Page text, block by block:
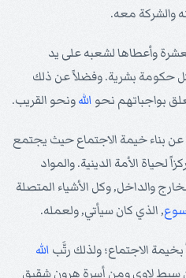
والشركة معه.
وأعطاها لشعبه على يد
حكومة بشرية. وفضلاً عن ذلك
بواجباتهم نحو اللهونحو القريب.
بناء خيمة الاجتماع حيث يجتمع
الأمة الدينية. والمواد
والداخل, وكل الأشياء المتصلة
, الذي كان سيأتي, ولعمله.
بخيمة الاجتماع؛ ولذلك رتَّب الله
سبط لاوي ومن أسرة هرون شقيق